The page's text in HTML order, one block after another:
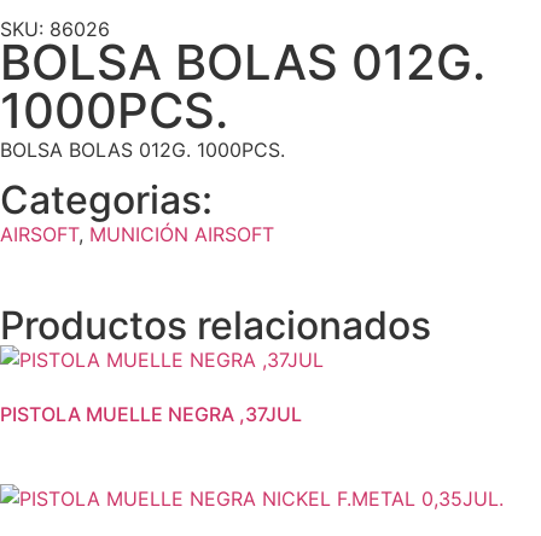
SKU: 86026
BOLSA BOLAS 012G.
1000PCS.
BOLSA BOLAS 012G. 1000PCS.
Categorias:
AIRSOFT, MUNICIÓN AIRSOFT
Productos relacionados
PISTOLA MUELLE NEGRA ,37JUL